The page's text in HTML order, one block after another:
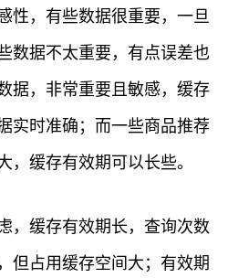
性，有些数据很重要，一旦
数据不太重要，有点误差也
据，非常重要且敏感，缓存
实时准确；而一些商品推荐
，缓存有效期可以长些。
，缓存有效期长，查询次数
但占用缓存空间大；有效期